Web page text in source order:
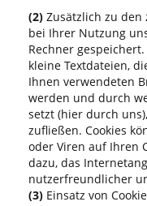
(2) Zusätzlich zu den
bei Ihrer Nutzung
Rechner
kleine Textdateien,
Ihnen verwendeten
werden und durch
setzt (hier durch
zufließen. Cookies
oder Viren auf Ihren
dazu, das
nutzerfreundlicher
(3) Einsatz von